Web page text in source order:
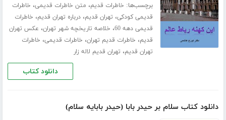
برچسب‌ها: خاطرات قدیم، متن خاطرات قدیمی، خاطرات
قدیمی کودکی، تهران قدیم،درباره تهران قدیم، خاطرات
قدیمی دهه 60
، خلاصه تاریخچه شهر تهران، عکس تهران
قدیم، خاطرات قدیم تهران، خاطرات قدیمی، خاطرات
تهران قدیم، تهران قدیم لاله زار
دانلود کتاب
دانلود کتاب سلام بر حیدر بابا (حیدر بابایه سلام)